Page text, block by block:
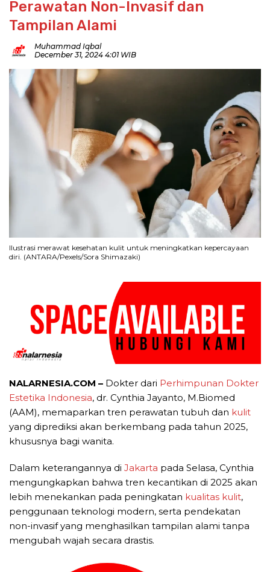
Perawatan Non-Invasif dan
Tampilan Alami
Muhammad Iqbal
December 31, 2024 4:01 WIB
Ilustrasi merawat kesehatan kulit untuk meningkatkan kepercayaan
diri. (ANTARA/Pexels/Sora Shimazaki)
NALARNESIA.COM – Dokter dari Perhimpunan Dokter
Estetika Indonesia, dr. Cynthia Jayanto, M.Biomed
(AAM), memaparkan tren perawatan tubuh dan kulit
yang diprediksi akan berkembang pada tahun 2025,
khususnya bagi wanita.
Dalam keterangannya di Jakarta pada Selasa, Cynthia
mengungkapkan bahwa tren kecantikan di 2025 akan
lebih menekankan pada peningkatan kualitas kulit,
penggunaan teknologi modern, serta pendekatan
non-invasif yang menghasilkan tampilan alami tanpa
mengubah wajah secara drastis.